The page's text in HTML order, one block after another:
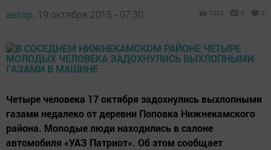
автор, 19 октября 2015 - 07:30 1023 0 0
Четыре человека 17 октября задохнулись выхлопными
газами недалеко от деревни Поповка Нижнекамского
района. Молодые люди находились в салоне
автомобиля «УАЗ Патриот». Об этом сообщает